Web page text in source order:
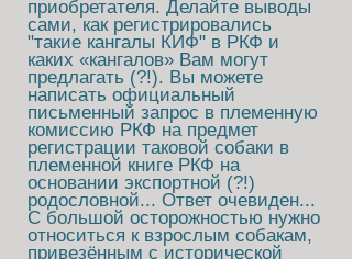
приобретателя. Делайте выводы
сами, как регистрировались
"такие кангалы КИФ" в РКФ и
каких «кангалов» Вам могут
предлагать (?!). Вы можете
написать официальный
письменный запрос в племенную
комиссию РКФ на предмет
регистрации таковой собаки в
племенной книге РКФ на
основании экспортной (?!)
родословной... Ответ очевиден...
С большой осторожностью нужно
относиться к взрослым собакам,
привезённым с исторической